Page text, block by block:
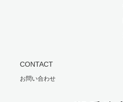
CONTACT
お問い合わせ